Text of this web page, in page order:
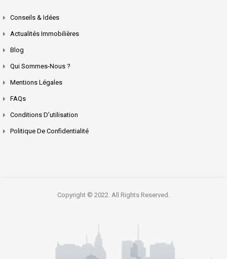
Conseils & Idées
Actualités Immobilières
Blog
Qui Sommes-Nous ?
Mentions Légales
FAQs
Conditions D’utilisation
Politique De Confidentialité
Copyright © 2022. All Rights Reserved.